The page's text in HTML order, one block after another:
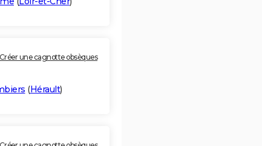
Créer une cagnotte obsèques
(Hérault)